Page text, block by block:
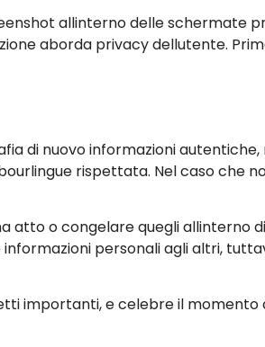
allinterno delle schermate
aborda privacy dellutente.
di nuovo informazioni
rispettata. Nel caso che
o congelare quegli allinterno
informazioni personali agli altri,
importanti, e celebre il momento